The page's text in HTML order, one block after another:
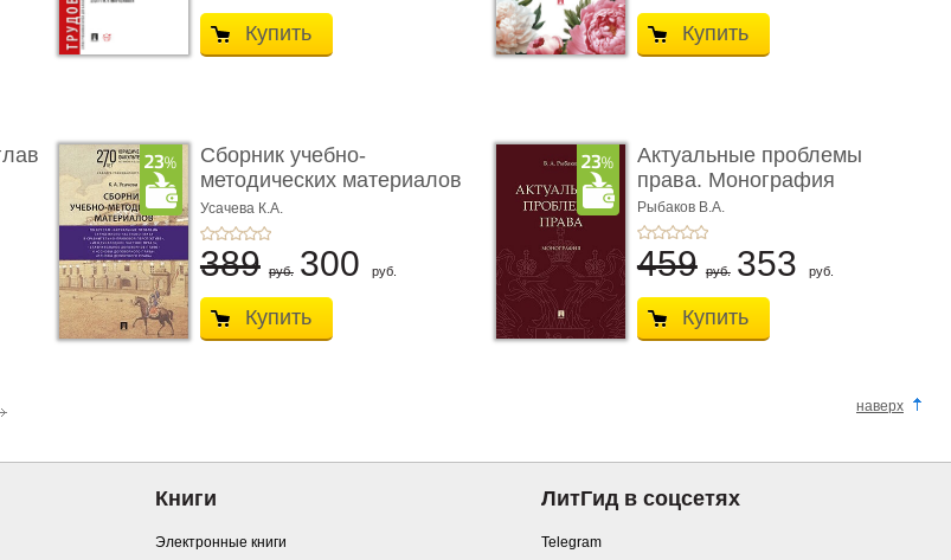
Купить Купить
Сборник учебно-
методических материалов
по кур ...
Усачева К.А.
389 руб. 300 руб.
Купить
Актуальные проблемы
права. Монография
Рыбаков В.А.
459 руб. 353 руб.
Купить
наверх
Книги
Электронные книги
ЛитГид в соцсетях
Telegram